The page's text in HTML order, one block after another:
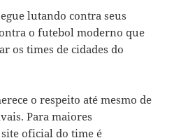
lutando contra seus
o futebol moderno que
os times de cidades do
o respeito até mesmo de
Para maiores
oficial do time é